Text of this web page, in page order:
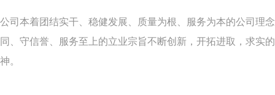
公司本着团结实干、稳健发展、质量为根、服务为本的公司理
同、守信誉、服务至上的立业宗旨不断创新，开拓进取，求实
神。